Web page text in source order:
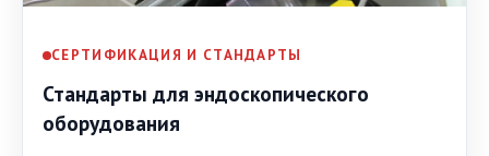
СЕРТИФИКАЦИЯ И СТАНДАРТЫ
Стандарты для эндоскопического
оборудования